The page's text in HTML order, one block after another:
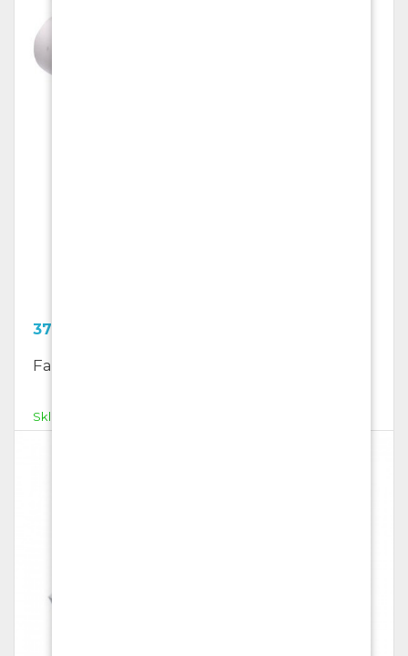
Skladem
37.15
Faxový papír, šířka 210mm, délka 30 metrů